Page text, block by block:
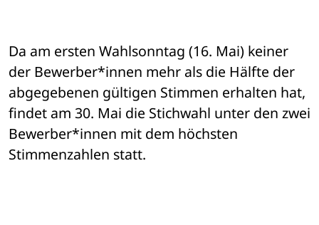
Da am ersten Wahlsonntag (16. Mai) keiner
der Bewerber*innen mehr als die Hälfte der
abgegebenen gültigen Stimmen erhalten hat,
findet am 30. Mai die Stichwahl unter den zwei
Bewerber*innen mit dem höchsten
Stimmenzahlen statt.